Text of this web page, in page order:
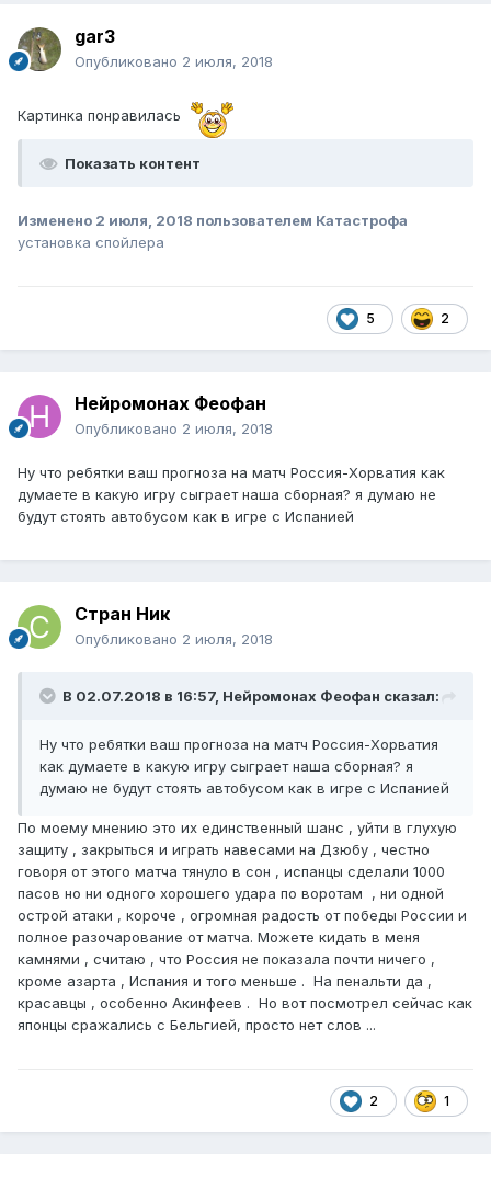
gar3
Опубликовано 2 июля, 2018
Картинка понравилась
Показать контент
Изменено 2 июля, 2018 пользователем Катастрофа
установка спойлера
5 2
Нейромонах Феофан
Опубликовано 2 июля, 2018
Ну что ребятки ваш прогноза на матч Россия-Хорватия как
думаете в какую игру сыграет наша сборная? я думаю не
будут стоять автобусом как в игре с Испанией
Стран Ник
Опубликовано 2 июля, 2018
В 02.07.2018 в 16:57, Нейромонах Феофан сказал:
Ну что ребятки ваш прогноза на матч Россия-Хорватия
как думаете в какую игру сыграет наша сборная? я
думаю не будут стоять автобусом как в игре с Испанией
По моему мнению это их единственный шанс , уйти в глухую
защиту , закрыться и играть навесами на Дзюбу , честно
говоря от этого матча тянуло в сон , испанцы сделали 1000
пасов но ни одного хорошего удара по воротам , ни одной
острой атаки , короче , огромная радость от победы России и
полное разочарование от матча. Можете кидать в меня
камнями , считаю , что Россия не показала почти ничего ,
кроме азарта , Испания и того меньше . На пенальти да ,
красавцы , особенно Акинфеев . Но вот посмотрел сейчас как
японцы сражались с Бельгией, просто нет слов ...
2 1